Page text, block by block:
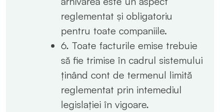
reglementat și obligatoriu
pentru toate companiile.
6. Toate facturile emise trebuie
să fie trimise în cadrul sistemului
ținând cont de termenul limită
reglementat prin intemediul
legislației în vigoare.